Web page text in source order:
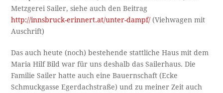
Metzgerei Sailer, siehe auch den Beitrag
http://innsbruck-erinnert.at/unter-dampf/ (Viehwagen mit
Auschrift)
Das auch heute (noch) bestehende stattliche Haus mit dem
Maria Hilf Bild war für uns deshalb das Sailerhaus. Die
Familie Sailer hatte auch eine Bauernschaft (Ecke
Schmuckgasse Egerdachstraße) und zu meiner Zeit auch